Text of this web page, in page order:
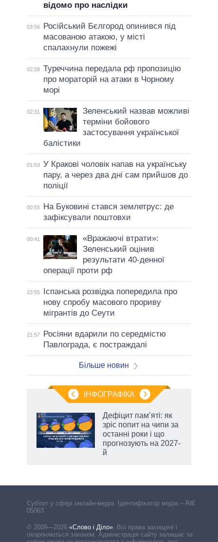
відомо про наслідки
03:56
Російський Бєлгород опинився під
масованою атакою, у місті
спалахнули пожежі
02:58 Туреччина передала рф пропозицію
про мораторій на атаки в Чорному
морі
02:31
Зеленський назвав можливі
терміни бойового
застосування української
балістики
01:53 У Кракові чоловік напав на українську
пару, а через два дні сам прийшов до
поліції
00:55
На Буковині стався землетрус: де
зафіксували поштовхи
00:41
«Вражаючі втрати»:
Зеленський оцінив
результати 40-денної
операції проти рф
23:55
Іспанська розвідка попередила про
нову спробу масового прориву
мігрантів до Сеути
21:57
Росіяни вдарили по середмістю
Павлограда, є постраждалі
Більше новин
ІНФОГРАФІКА
Дефіцит пам’яті: як
зріс попит на чипи за
останні роки і що
прогнозують на 2027-
й
Cуб'єкт у сфері онлайн-медіа. Ідентифікатор медіа – R40-
05063
© 2009—2026 «Слово і Діло». Всі права захищені і
охороняються законом. Адміністрація сайту залишає за